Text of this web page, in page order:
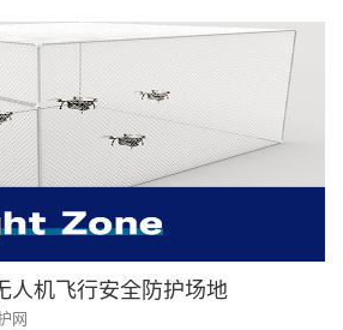
人机飞行安全防护场地
网